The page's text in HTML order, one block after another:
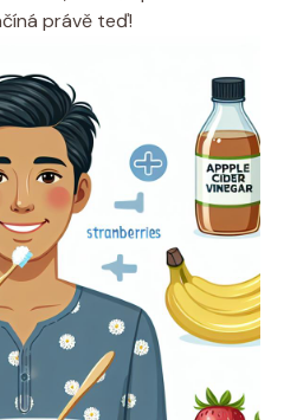
právě teď!